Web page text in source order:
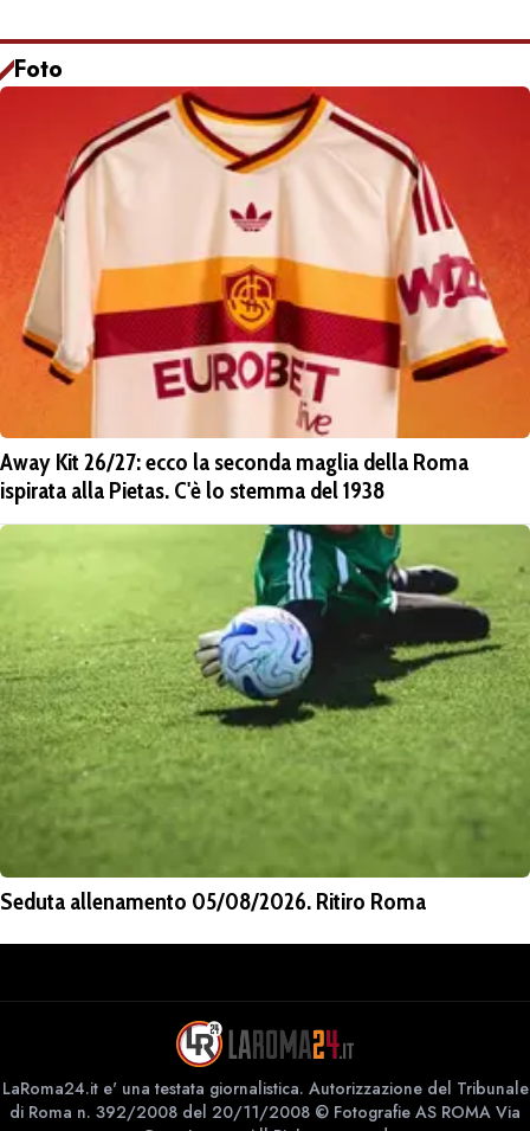
Foto
Away Kit 26/27: ecco la seconda maglia della Roma
ispirata alla Pietas. C'è lo stemma del 1938
Seduta allenamento 05/08/2026. Ritiro Roma
LaRoma24.it e' una testata giornalistica. Autorizzazione del Tribunale
di Roma n. 392/2008 del 20/11/2008 © Fotografie AS ROMA Via